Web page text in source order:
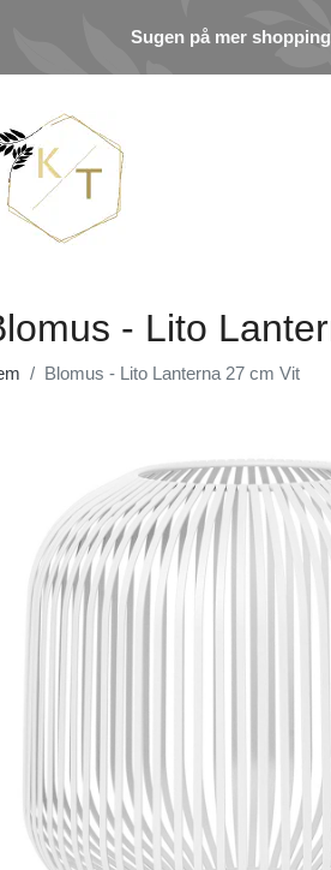
Sugen på mer
- Lito
Blomus - Lito Lanterna 27 cm Vit